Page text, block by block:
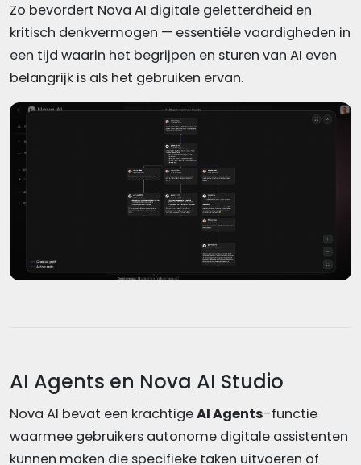
Zo bevordert Nova AI digitale geletterdheid en
kritisch denkvermogen — essentiële vaardigheden in
een tijd waarin het begrijpen en sturen van AI even
belangrijk is als het gebruiken ervan.
AI Agents en Nova AI Studio
Nova AI bevat een krachtigeAI Agents-functie
waarmee gebruikers autonome digitale assistenten
kunnen maken die specifieke taken uitvoeren of